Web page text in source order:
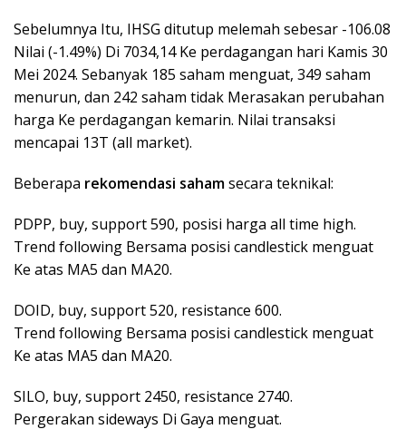
Sebelumnya Itu, IHSG ditutup melemah sebesar -106.08
Nilai (-1.49%) Di 7034,14 Ke perdagangan hari Kamis 30
Mei 2024. Sebanyak 185 saham menguat, 349 saham
menurun, dan 242 saham tidak Merasakan perubahan
harga Ke perdagangan kemarin. Nilai transaksi
mencapai 13T (all market).
Beberapa rekomendasi sahamsecara teknikal:
PDPP, buy, support 590, posisi harga all time high.
Trend following Bersama posisi candlestick menguat
Ke atas MA5 dan MA20.
DOID, buy, support 520, resistance 600.
Trend following Bersama posisi candlestick menguat
Ke atas MA5 dan MA20.
SILO, buy, support 2450, resistance 2740.
Pergerakan sideways Di Gaya menguat.